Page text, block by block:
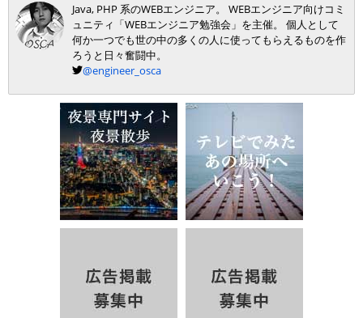
Java, PHP 系のWEBエンジニア。 WEBエンジニア向けコミ
ュニティ「WEBエンジニア勉強会」を主催。 個人として
何か一つでも世の中の多くの人に使ってもらえるものを作
ろうと日々奮闘中。
@engineer_osca